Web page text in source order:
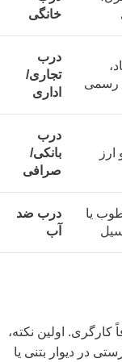
خانگی
درب
تجاری/
اداری
رسمی
درب
بانکی/
صرافی
درب ضد
آب
یا
اولین نکته،
در دیوار بتنی یا